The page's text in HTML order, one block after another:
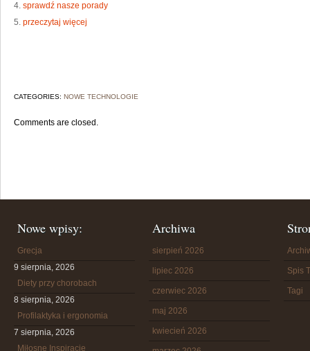
4. sprawdź nasze porady
5. przeczytaj więcej
CATEGORIES: NOWE TECHNOLOGIE
Comments are closed.
Nowe wpisy:
Grecja
9 sierpnia, 2026
Diety przy chorobach
8 sierpnia, 2026
Profilaktyka i ergonomia
7 sierpnia, 2026
Miłosne Inspiracje
Archiwa
sierpień 2026
lipiec 2026
czerwiec 2026
maj 2026
kwiecień 2026
Spis
Tagi